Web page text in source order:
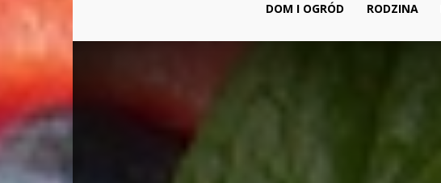
DOM I OGRÓD RODZINA